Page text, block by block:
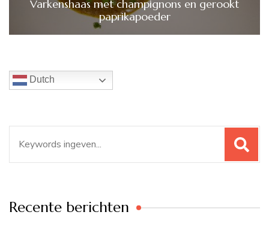
Varkenshaas met champignons en gerookt
paprikapoeder
Dutch
naar:
Recente berichten